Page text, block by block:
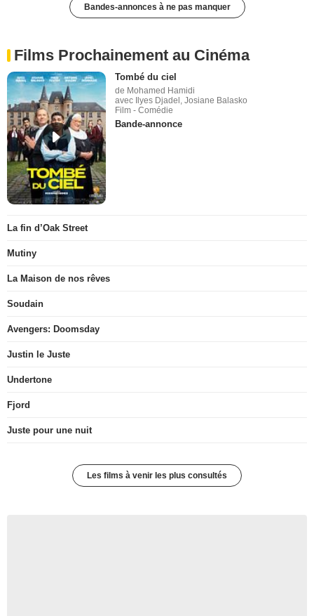
Bandes-annonces à ne pas manquer
Films Prochainement au Cinéma
Tombé du ciel
de Mohamed Hamidi
avec Ilyes Djadel, Josiane Balasko
Film - Comédie
Bande-annonce
La fin d’Oak Street
Mutiny
La Maison de nos rêves
Soudain
Avengers: Doomsday
Justin le Juste
Undertone
Fjord
Juste pour une nuit
Les films à venir les plus consultés